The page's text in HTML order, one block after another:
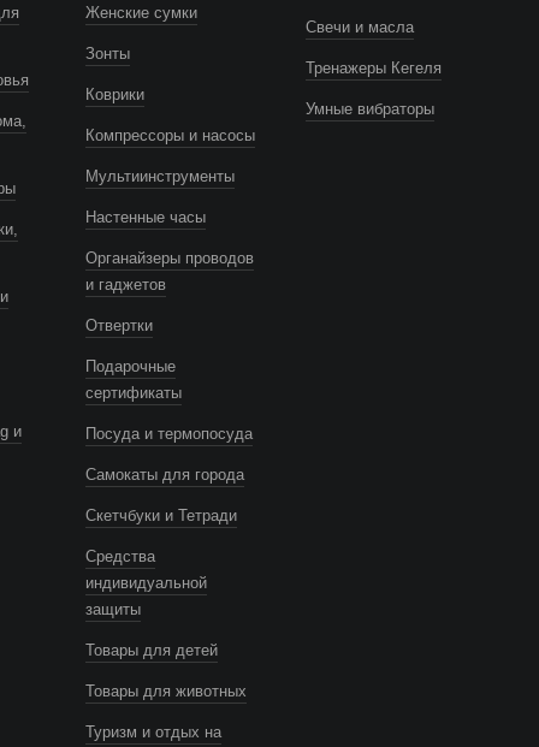
и
Женские сумки
Зонты
Коврики
Компрессоры и насосы
Мультиинструменты
Настенные часы
Органайзеры проводов
и гаджетов
Отвертки
Подарочные
сертификаты
Посуда и термопосуда
Самокаты для города
Скетчбуки и Тетради
Средства
индивидуальной
защиты
Товары для детей
Товары для животных
Туризм и отдых на
Свечи и масла
Тренажеры Кегеля
Умные вибраторы